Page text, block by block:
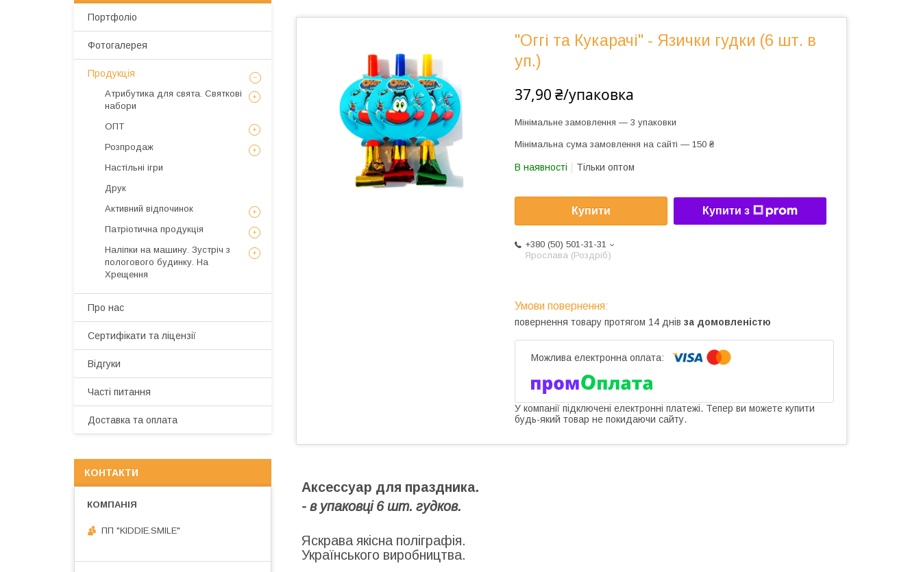
"Оггі та Кукарачі" - Язички гудки (6 шт. в
уп.)
37,90 ₴/упаковка
Мінімальне замовлення — 3 упаковки
Мінімальна сума замовлення на сайті — 150 ₴
В наявності Тільки оптом
Купити Купити з
+380 (50) 501-31-31
Ярослава (Роздріб)
повернення товару протягом 14 днів за домовленістю
У компанії підключені електронні платежі. Тепер ви можете купити
будь-який товар не покидаючи сайту.
Аксессуар для праздника.
- в упаковці 6 шт. гудков.
Яскрава якісна поліграфія.
Українського виробництва.
Портфоліо
Фотогалерея
Продукція
Атрибутика для свята. Святкові
набори
ОПТ
Розпродаж
Настільні ігри
Друк
Активний відпочинок
Патріотична продукція
Наліпки на машину. Зустріч з
пологового будинку. На
Хрещення
Про нас
Сертифікати та ліцензії
Відгуки
Часті питання
Доставка та оплата
КОНТАКТИ
ПП "KIDDIE.SMILE"